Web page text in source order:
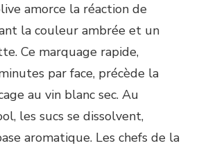
amorce la réaction de
la couleur ambrée et un
Ce marquage rapide,
par face, précède la
au vin blanc sec. Au
les sucs se dissolvent,
aromatique. Les chefs de la